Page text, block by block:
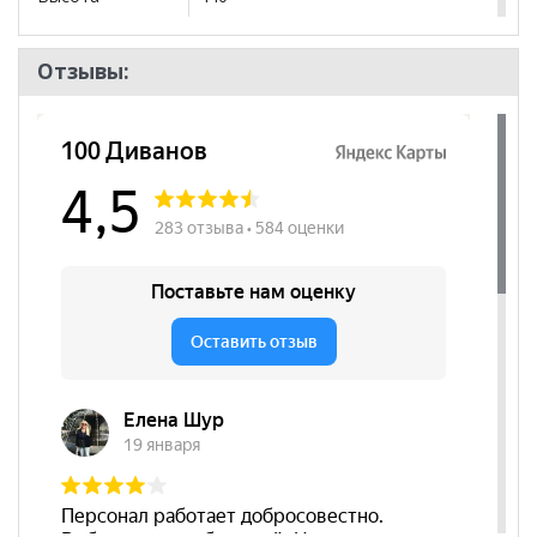
места, мм
Наличие
Съёмный чехол
нет
Декоративные
подушки
нет
Гостиная
Отзывы: